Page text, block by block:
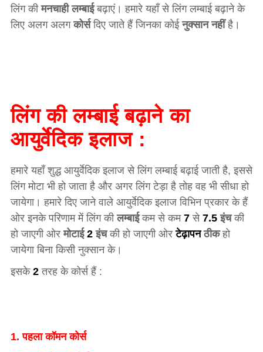
लिंग कीमनचाही लम्बाईबढ़ाएं। हमारे यहाँ से लिंग लम्बाई बढ़ाने के
लिए अलग अलगकोर्सदिए जाते हैं जिनका कोईनुक्सान नहींहै।
लिंग की लम्बाई बढ़ाने का
आयुर्वेदिक इलाज :
हमारे यहाँ शुद्ध आयुर्वेदिक इलाज से लिंग लम्बाई बढ़ाई जाती है, इससे
लिंग मोटा भी हो जाता है और अगर लिंग टेड़ा है तोह वह भी सीधा हो
जायेगा। हमारे दिए जाने वाले आयुर्वेदिक इलाज विभिन प्रकार के हैं
ओर इनके परिणाम में लिंग कीलम्बाईकम से कम 7से 7.5 इंचकी
हो जाएगी ओरमोटाई 2 इंचकी हो जाएगी ओरटेढ़ापन ठीकहो
जायेगा बिना किसी नुक्सान के।
इसके 2तरह के कोर्स हैं :
1. पहला कॉमन कोर्स